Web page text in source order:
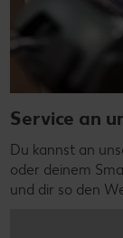
Service an
Du kannst an
oder deinem
und dir so den